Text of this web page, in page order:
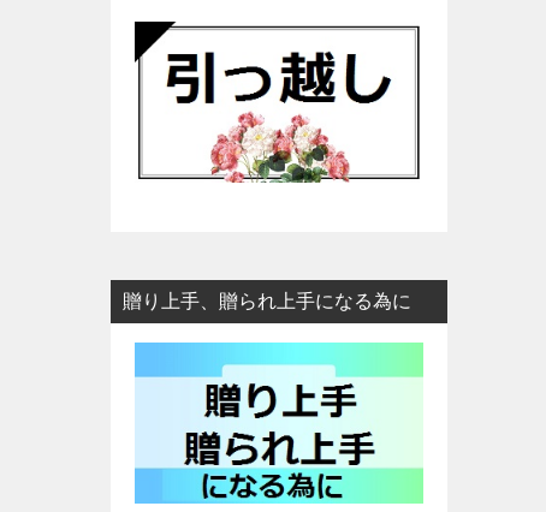
贈り上手、贈られ上手になる為に